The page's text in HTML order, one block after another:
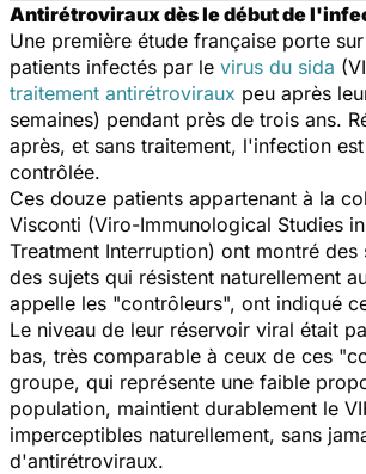
Antirétroviraux dès le début de
Une première étude française porte
patients infectés par le virus du sida
traitement antirétroviraux peu après
semaines) pendant près de trois ans.
après, et sans traitement, l'infection
contrôlée.
Ces douze patients appartenant à la
Visconti (Viro-Immunological Studies
Treatment Interruption) ont montré des
des sujets qui résistent naturellement
appelle les "contrôleurs", ont indiqué
Le niveau de leur réservoir viral était
bas, très comparable à ceux de ces
groupe, qui représente une faible
population, maintient durablement le
imperceptibles naturellement, sans
d'antirétroviraux.